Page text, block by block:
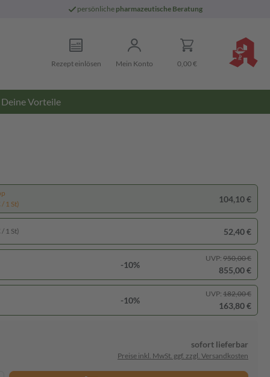
persönliche pharmazeutische Beratung
Rezept einlösen Mein Konto 0,00 €
Deine Vorteile
1 St)
104,10 €
1 St) 52,40 €
-10%
UVP: 950,00 €
855,00 €
-10%
UVP: 182,00 €
163,80 €
sofort lieferbar
Preise inkl. MwSt. ggf. zzgl. Versandkosten